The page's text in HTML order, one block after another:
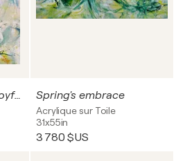
Emozioni gioiose I / Joyful emotions no. 1 Spring's embrace
Acrylique sur Toile
31x55in
3 780 $US